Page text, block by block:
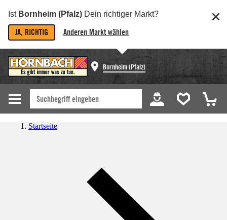
Ist Bornheim (Pfalz) Dein richtiger Markt?
JA, RICHTIG Anderen Markt wählen
Bornheim (Pfalz)
Startseite